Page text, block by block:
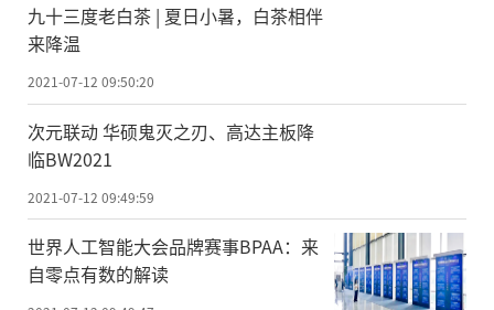
九十三度老白茶 | 夏日小暑，白茶相伴
来降温
2021-07-12 09:50:20
次元联动 华硕鬼灭之刃、高达主板降
临BW2021
2021-07-12 09:49:59
世界人工智能大会品牌赛事BPAA：来
自零点有数的解读